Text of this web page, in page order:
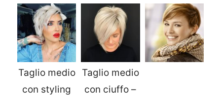
Taglio medio
con styling
Taglio medio
con ciuffo –